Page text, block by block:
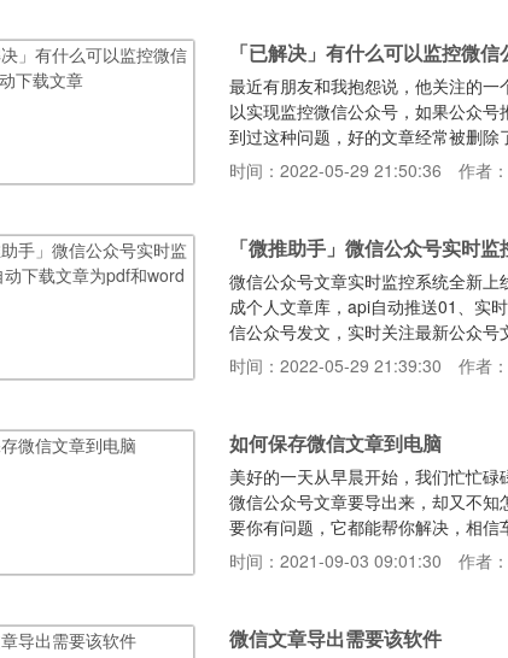
「已解决」有什么可以监控微
最近有朋友和我抱怨说，他关注的
以实现监控微信公众号，如果公众
到过这种问题，好的文章经常被删
家安利一个小工具：微推助手通过这
章就可以实现对该公众号进行监控
时间：2022-05-29 21:50:36 作者
「微推助手」微信公众号实时
微信公众号文章实时监控系统全新
成个人文章库，api自动推送01、实
信公众号发文，实时关注最新公众
word和pdf格式，自动上传百度云盘
关注公众号和文章列表，选择公众
时间：2022-05-29 21:39:30 作者
如何保存微信文章到电脑
美好的一天从早晨开始，我们忙忙
微信公众号文章要导出来，却又不
要你有问题，它都能帮你解决，相
介绍一下软件功能：可以一键搜索采
件办不到！功能一：可以导出任意
时间：2021-09-03 09:01:30 作者
微信文章导出需要该软件